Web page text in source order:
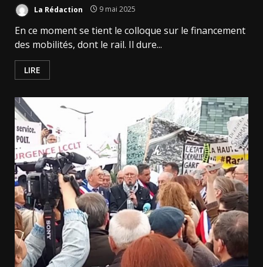
La Rédaction 9 mai 2025
En ce moment se tient le colloque sur le financement
des mobilités, dont le rail. Il dure...
LIRE